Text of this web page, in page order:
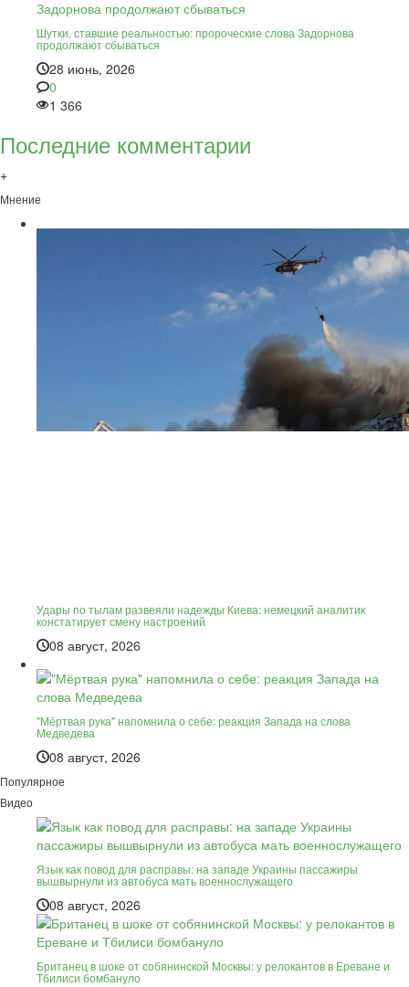
Шутки, ставшие реальностью: пророческие слова Задорнова
продолжают сбываться
28 июнь, 2026
0
1 366
Последние комментарии
+
Мнение
Удары по тылам развеяли надежды Киева: немецкий аналитик
констатирует смену настроений
08 август, 2026
"Мёртвая рука" напомнила о себе: реакция Запада на слова
Медведева
08 август, 2026
Популярное
Видео
Язык как повод для расправы: на западе Украины пассажиры
вышвырнули из автобуса мать военнослужащего
08 август, 2026
Британец в шоке от собянинской Москвы: у релокантов в Ереване и
Тбилиси бомбануло